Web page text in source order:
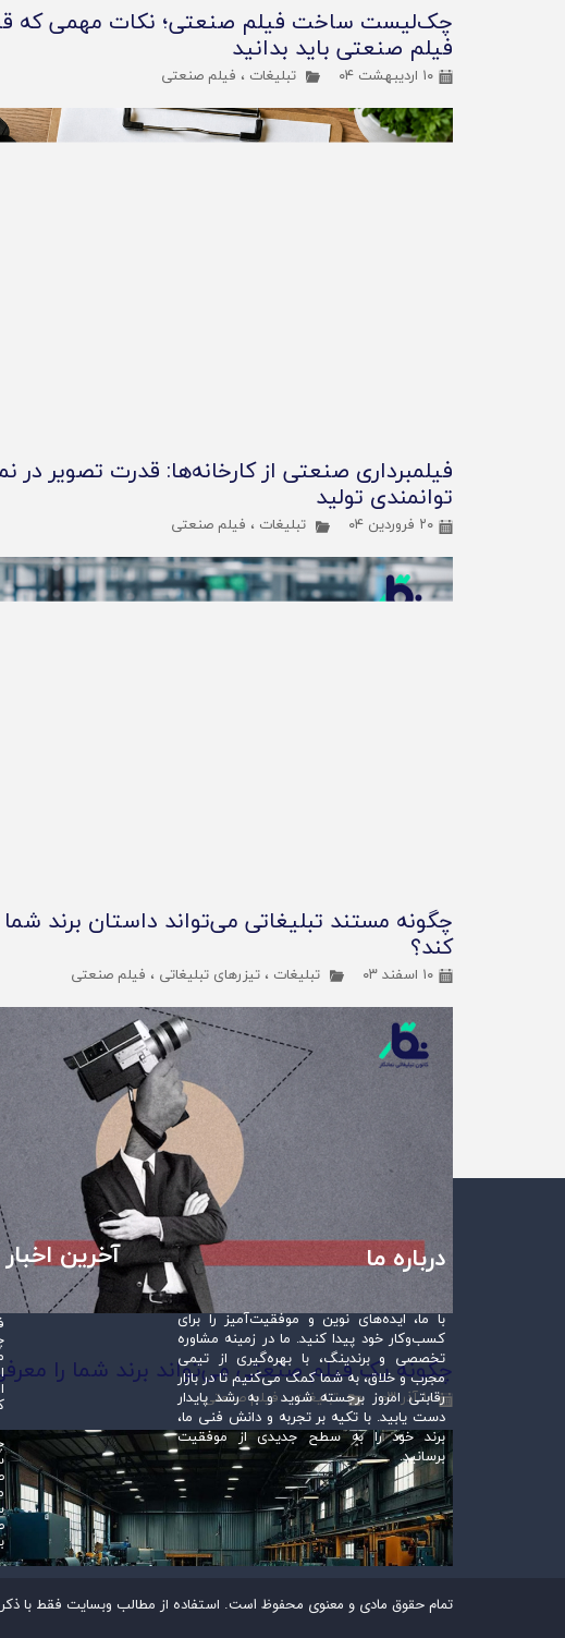
چک‌لیست ساخت فیلم صنعتی؛ نکات مهمی که
فیلم صنعتی باید بدانید
۱۰ اردیبهشت ۰۴ تبلیغات ، فیلم صنعتی
فیلمبرداری صنعتی از کارخانه‌ها: قدرت تصویر در
توانمندی تولید
۲۰ فروردین ۰۴ تبلیغات ، فیلم صنعتی
چگونه مستند تبلیغاتی می‌تواند داستان برند شما
کند؟
۱۰ اسفند ۰۳ تبلیغات ،تیزرهای تبلیغاتی ، فیلم صنعتی
چگونه یک فیلم صنعتی می‌تواند برند شما را
۱۰ آذر ۰۳ تبلیغات،فیلم صنعتی
تمام حقوق مادی و معنوی محفوظ است. استفاده از مطالب وبسایت فقط با ذکر
درباره ما
با ما، ایده‌های نوین و موفقیت‌آمیز را برای
کسب‌وکار خود پیدا کنید. ما در زمینه مشاوره
تخصصی و برندینگ، با بهره‌گیری از تیمی
مجرب و خلاق، به شما کمک می‌کنیم تا در بازار
رقابتی امروز برجسته شوید و به رشد پایدار
دست یابید. با تکیه بر تجربه و دانش فنی ما،
برند خود را به سطح جدیدی از موفقیت
برسانید.
آخرین